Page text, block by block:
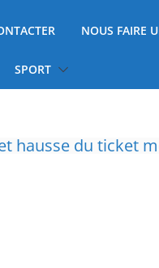
NOUS FAIRE
SPORT
hausse du ticket